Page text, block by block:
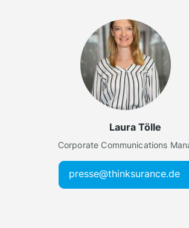
Laura Tölle
Corporate Communications
presse@thinksurance.de